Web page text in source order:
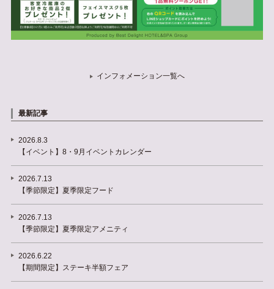
インフォメーション一覧へ
最新記事
2026.8.3
【イベント】8・9月イベントカレンダー
2026.7.13
【季節限定】夏季限定フード
2026.7.13
【季節限定】夏季限定アメニティ
2026.6.22
【期間限定】ステーキ半額フェア